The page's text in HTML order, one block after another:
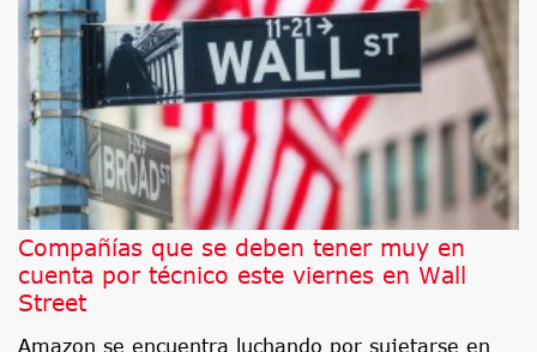
Compañías que se deben tener muy en
cuenta por técnico este viernes en Wall
Street
Amazon se encuentra luchando por sujetarse en